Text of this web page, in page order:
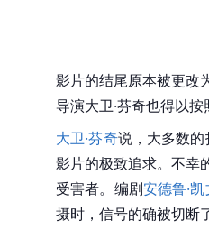
影片的结尾原本被更改
导演大卫·芬奇也得以
大卫·芬奇说，大多数
影片的极致追求。不幸
受害者。编剧安德鲁·凯
摄时，信号的确被切断